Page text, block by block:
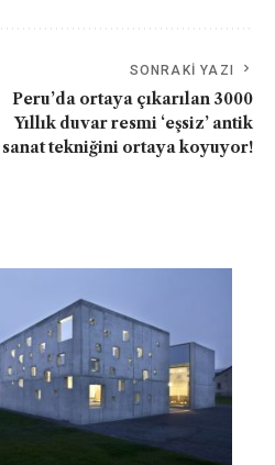
SONRAKI YAZI
Peru’da ortaya çıkarılan 3000
Yıllık duvar resmi ‘eşsiz’ antik
sanat tekniğini ortaya koyuyor!